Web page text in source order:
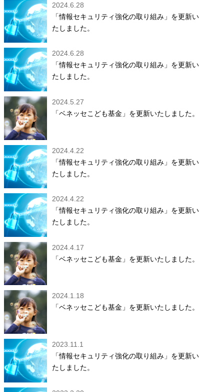
2024.6.28
「情報セキュリティ強化の取り組み」を更新い
たしました。
2024.6.28
「情報セキュリティ強化の取り組み」を更新い
たしました。
2024.5.27
「ベネッセこども基金」を更新いたしました。
2024.4.22
「情報セキュリティ強化の取り組み」を更新い
たしました。
2024.4.22
「情報セキュリティ強化の取り組み」を更新い
たしました。
2024.4.17
「ベネッセこども基金」を更新いたしました。
2024.1.18
「ベネッセこども基金」を更新いたしました。
2023.11.1
「情報セキュリティ強化の取り組み」を更新い
たしました。